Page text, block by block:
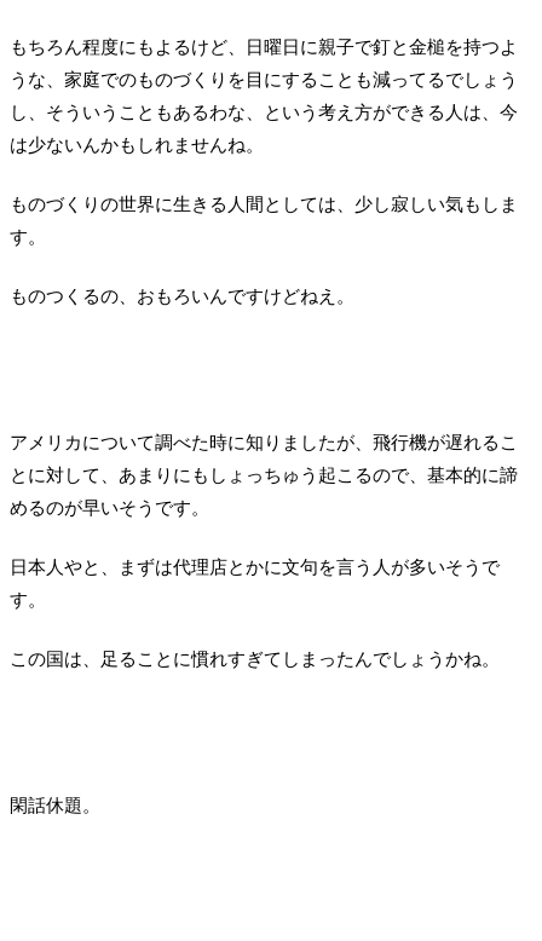
もちろん程度にもよるけど、日曜日に親子で釘と金槌を持つよ
うな、家庭でのものづくりを目にすることも減ってるでしょう
し、そういうこともあるわな、という考え方ができる人は、今
は少ないんかもしれませんね。
ものづくりの世界に生きる人間としては、少し寂しい気もしま
す。
ものつくるの、おもろいんですけどねえ。
アメリカについて調べた時に知りましたが、飛行機が遅れるこ
とに対して、あまりにもしょっちゅう起こるので、基本的に諦
めるのが早いそうです。
日本人やと、まずは代理店とかに文句を言う人が多いそうで
す。
この国は、足ることに慣れすぎてしまったんでしょうかね。
閑話休題。